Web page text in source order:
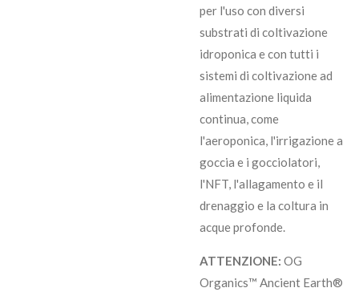
per l'uso con diversi
substrati di coltivazione
idroponica e con tutti i
sistemi di coltivazione ad
alimentazione liquida
continua, come
l'aeroponica, l'irrigazione a
goccia e i gocciolatori,
l'NFT, l'allagamento e il
drenaggio e la coltura in
acque profonde.
ATTENZIONE: OG
Organics™ Ancient Earth®